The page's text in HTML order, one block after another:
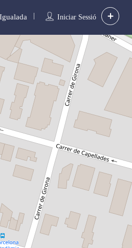
Iniciar Sessió